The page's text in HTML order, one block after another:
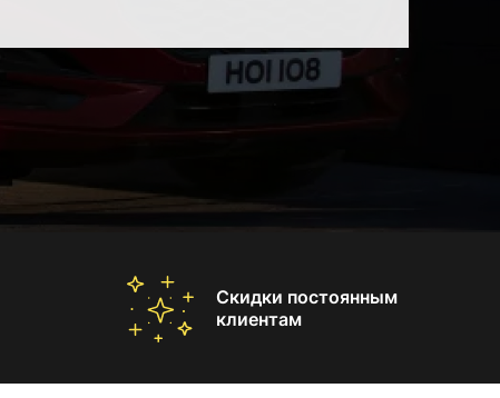
Скидки постоянным
клиентам